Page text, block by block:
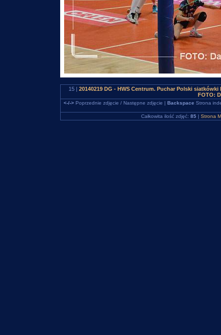
15 | 20140219 DG - HWS Centrum. Puchar Polski
FOTO:
<-/->Poprzednie zdjęcie / Następne zdjęcie | Backspace Strona
Całkowita ilość zdjęć: 85 | Strona